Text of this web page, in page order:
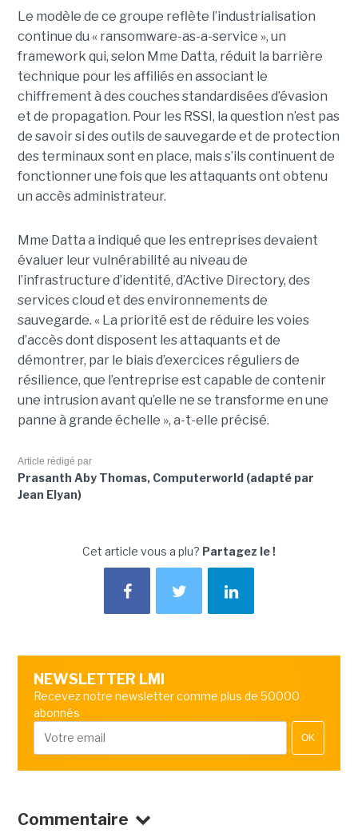
Le modèle de ce groupe reflète l’industrialisation
continue du « ransomware-as-a-service », un
framework qui, selon Mme Datta, réduit la barrière
technique pour les affiliés en associant le
chiffrement à des couches standardisées d’évasion
et de propagation. Pour les RSSI, la question n’est pas
de savoir si des outils de sauvegarde et de protection
des terminaux sont en place, mais s’ils continuent de
fonctionner une fois que les attaquants ont obtenu
un accès administrateur.
Mme Datta a indiqué que les entreprises devaient
évaluer leur vulnérabilité au niveau de
l’infrastructure d’identité, d’Active Directory, des
services cloud et des environnements de
sauvegarde. « La priorité est de réduire les voies
d’accès dont disposent les attaquants et de
démontrer, par le biais d’exercices réguliers de
résilience, que l’entreprise est capable de contenir
une intrusion avant qu’elle ne se transforme en une
panne à grande échelle », a-t-elle précisé.
Article rédigé par
Prasanth Aby Thomas, Computerworld (adapté par
Jean Elyan)
Cet article vous a plu? Partagez le !
NEWSLETTER LMI
Recevez notre newsletter comme plus de 50000
abonnés
OK
Commentaire